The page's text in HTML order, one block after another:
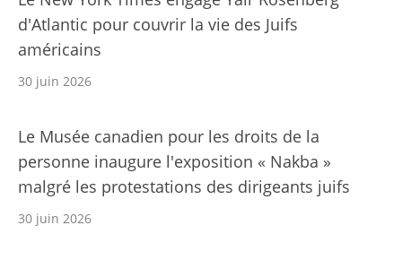
d'Atlantic pour couvrir la vie des Juifs
américains
30 juin 2026
Le Musée canadien pour les droits de la
personne inaugure l'exposition « Nakba »
malgré les protestations des dirigeants juifs
30 juin 2026